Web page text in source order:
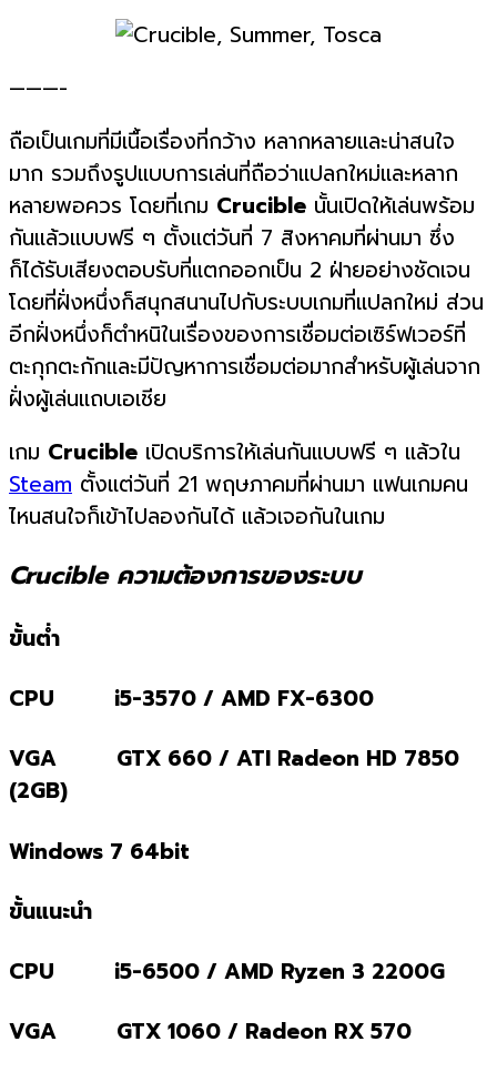
———-
ถือเป็นเกมที่มีเนื้อเรื่องที่กว้าง หลากหลายและน่าสนใจ
มาก รวมถึงรูปแบบการเล่นที่ถือว่าแปลกใหม่และหลาก
หลายพอควร โดยที่เกม Crucible นั้นเปิดให้เล่นพร้อม
กันแล้วแบบฟรี ๆ ตั้งแต่วันที่ 7 สิงหาคมที่ผ่านมา ซึ่ง
ก็ได้รับเสียงตอบรับที่แตกออกเป็น 2 ฝ่ายอย่างชัดเจน
โดยที่ฝั่งหนึ่งก็สนุกสนานไปกับระบบเกมที่แปลกใหม่ ส่วน
อีกฝั่งหนึ่งก็ตำหนิในเรื่องของการเชื่อมต่อเซิร์ฟเวอร์ที่
ตะกุกตะกักและมีปัญหาการเชื่อมต่อมากสำหรับผู้เล่นจาก
ฝั่งผู้เล่นแถบเอเชีย
เกม Crucible เปิดบริการให้เล่นกันแบบฟรี ๆ แล้วใน
Steam ตั้งแต่วันที่ 21 พฤษภาคมที่ผ่านมา แฟนเกมคน
ไหนสนใจก็เข้าไปลองกันได้ แล้วเจอกันในเกม
Crucible ความต้องการของระบบ
ขั้นต่ำ
CPU i5-3570 / AMD FX-6300
VGA GTX 660 / ATI Radeon HD 7850
(2GB)
Windows 7 64bit
ขั้นแนะนำ
CPU i5-6500 / AMD Ryzen 3 2200G
VGA GTX 1060 / Radeon RX 570